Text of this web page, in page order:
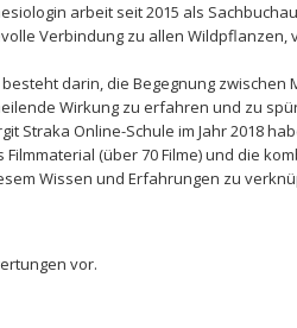
arbeit seit 2015 als
Verbindung zu allen Wildpflanzen,
darin, die Begegnung
Wirkung zu erfahren und zu
Straka Online-Schule im Jahr 2018
(über 70 Filme) und die
Wissen und Erfahrungen zu
vor.